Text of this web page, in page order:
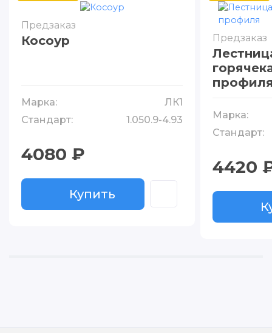
Предзаказ
Косоур
Марка:
ЛК1
Стандарт:
1.050.9-4.93
4080 ₽
Купить
Предзаказ
Марка:
Стандарт:
4420
Купить